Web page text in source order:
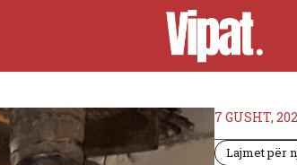
7 GUSHT,
Lajmet për